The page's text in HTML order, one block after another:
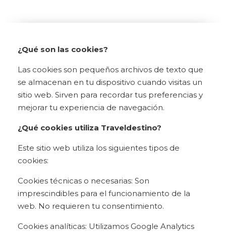
¿Qué son las cookies?
Las cookies son pequeños archivos de texto que
se almacenan en tu dispositivo cuando visitas un
sitio web. Sirven para recordar tus preferencias y
mejorar tu experiencia de navegación.
¿Qué cookies utiliza Traveldestino?
Este sitio web utiliza los siguientes tipos de
cookies:
Cookies técnicas o necesarias: Son
imprescindibles para el funcionamiento de la
web. No requieren tu consentimiento.
Cookies analíticas: Utilizamos Google Analytics